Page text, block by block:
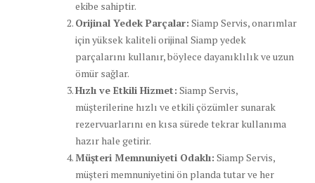
ekibe sahiptir.
Orijinal Yedek Parçalar: Siamp Servis, onarımlar
için yüksek kaliteli orijinal Siamp yedek
parçalarını kullanır, böylece dayanıklılık ve uzun
ömür sağlar.
Hızlı ve Etkili Hizmet: Siamp Servis,
müşterilerine hızlı ve etkili çözümler sunarak
rezervuarlarını en kısa sürede tekrar kullanıma
hazır hale getirir.
Müşteri Memnuniyeti Odaklı: Siamp Servis,
müşteri memnuniyetini ön planda tutar ve her